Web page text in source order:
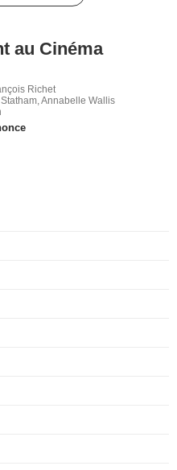
au Cinéma
Richet
Annabelle Wallis